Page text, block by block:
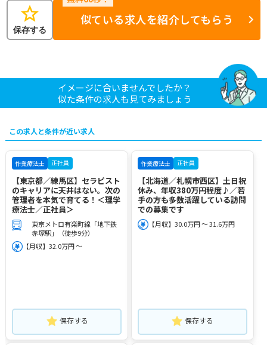
star
保存する
似ている求人を紹介してもらう
イメージに合いませんでしたか？
似た条件の求人も見てみましょう
この求人と条件が近い求人
作業療法士 正社員
【東京都／練馬区】セラピスト
のキャリアに天井はない。次の
管理者を本気で育てる！＜理学
療法士／正社員＞
東京メトロ有楽町線「地下鉄
赤塚駅」（徒歩9分）
【月収】32.0万円 ～
保存する
作業療法士 正社員
【北海道／札幌市西区】土日祝
休み、年収380万円程度♪／若
手の方も多数活躍している訪問
での募集です
【月収】30.0万円 ～ 31.6万円
保存する